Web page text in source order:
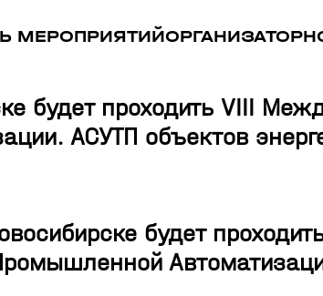
МЕРОПРИЯТИЙОРГАНИЗАТОР
будет проходить VIII
АСУТП объектов
будет